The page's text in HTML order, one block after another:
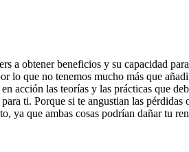
a obtener beneficios y su capacidad
que no tenemos mucho más que
acción las teorías y las prácticas que
ti. Porque si te angustian las
ya que ambas cosas podrían dañar tu